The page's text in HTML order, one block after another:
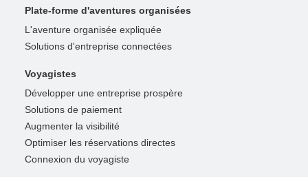
Plate-forme d'aventures organisées
L'aventure organisée expliquée
Solutions d'entreprise connectées
Voyagistes
Développer une entreprise prospère
Solutions de paiement
Augmenter la visibilité
Optimiser les réservations directes
Connexion du voyagiste